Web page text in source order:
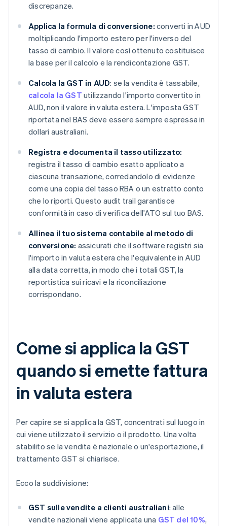
discrepanze.
Applica la formula di conversione: converti in AUD
moltiplicando l'importo estero per l'inverso del
tasso di cambio. Il valore così ottenuto costituisce
la base per il calcolo e la rendicontazione GST.
Calcola la GST in AUD: se la vendita è tassabile,
calcola la GST utilizzando l'importo convertito in
AUD, non il valore in valuta estera. L'imposta GST
riportata nel BAS deve essere sempre espressa in
dollari australiani.
Registra e documenta il tasso utilizzato:
registra il tasso di cambio esatto applicato a
ciascuna transazione, corredandolo di evidenze
come una copia del tasso RBA o un estratto conto
che lo riporti. Questo audit trail garantisce
conformità in caso di verifica dell'ATO sul tuo BAS.
Allinea il tuo sistema contabile al metodo di
conversione: assicurati che il software registri sia
l'importo in valuta estera che l'equivalente in AUD
alla data corretta, in modo che i totali GST, la
reportistica sui ricavi e la riconciliazione
corrispondano.
Come si applica la GST
quando si emette fattura
in valuta estera
Per capire se si applica la GST, concentrati sul luogo in
cui viene utilizzato il servizio o il prodotto. Una volta
stabilito se la vendita è nazionale o un'esportazione, il
trattamento GST si chiarisce.
Ecco la suddivisione:
GST sulle vendite a clienti australiani: alle
vendite nazionali viene applicata una GST del 10%,